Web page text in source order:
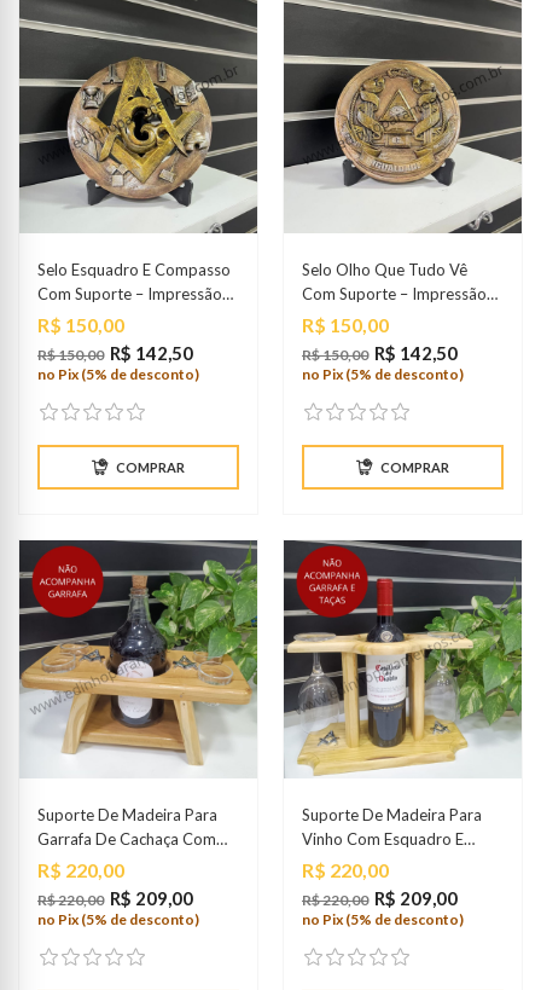
Selo Esquadro E Compasso
Com Suporte – Impressão
3D
Preço
R$ 150,00
R$ 150,00 R$ 142,50
no Pix (5% de desconto)
COMPRAR
Selo Olho Que Tudo Vê
Com Suporte – Impressão
3D
Preço
R$ 150,00
R$ 150,00 R$ 142,50
no Pix (5% de desconto)
COMPRAR
Suporte De Madeira Para
Garrafa De Cachaça Com
Esquadro E Compasso
Preço
R$ 220,00
R$ 220,00 R$ 209,00
no Pix (5% de desconto)
Suporte De Madeira Para
Vinho Com Esquadro E
Compasso
Preço
R$ 220,00
R$ 220,00 R$ 209,00
no Pix (5% de desconto)